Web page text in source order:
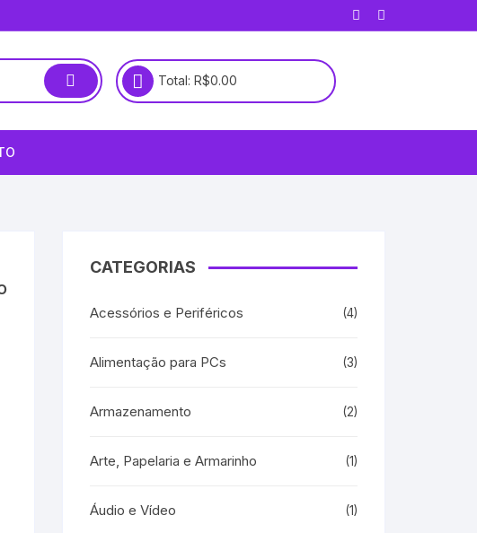
Total: R$0.00
CATEGORIAS
Acessórios e Periféricos (4)
Alimentação para PCs (3)
Armazenamento (2)
Arte, Papelaria e Armarinho (1)
Áudio e Vídeo (1)